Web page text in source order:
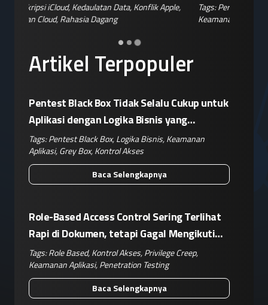
Artikel Terpopuler
Pentest Black Box Tidak Selalu Cukup untuk
Aplikasi dengan Logika Bisnis yang
Kompleks
Tags:Pentest Black Box,Logika Bisnis,Keamanan
Aplikasi,Grey Box,Kontrol Akses
Baca Selengkapnya
Role-Based Access Control Sering Terlihat
Rapi di Dokumen, tetapi Gagal Mengikuti
Operasional Nyata
Tags:Role Based,Kontrol Akses,Privilege Creep,
Keamanan Aplikasi,Penetration Testing
Baca Selengkapnya
Tags:Disinformasi TikTok,Patroli Siber,Penanganan
Hoaks,Risiko Digital,Reputasi Merek